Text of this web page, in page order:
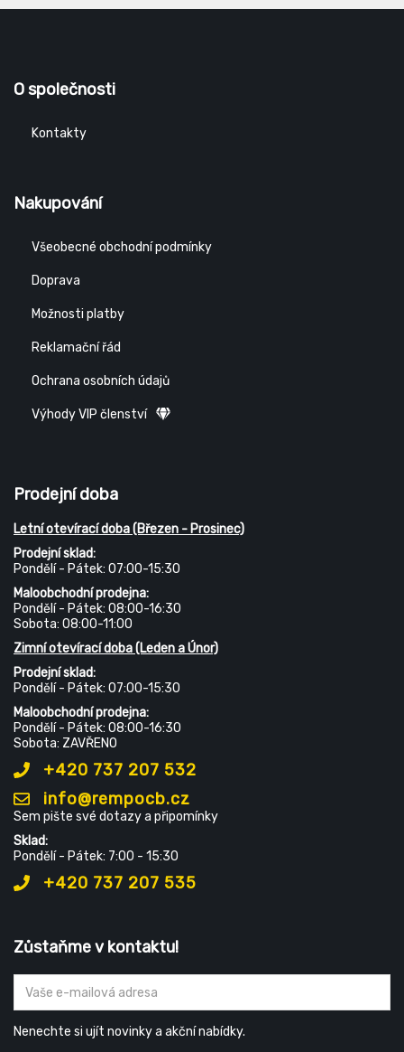
O společnosti
Kontakty
Nakupování
Všeobecné obchodní podmínky
Doprava
Možnosti platby
Reklamační řád
Ochrana osobních údajů
Výhody VIP členství
Prodejní doba
Letní otevírací doba (Březen - Prosinec)
Prodejní sklad:
Pondělí - Pátek: 07:00-15:30
Maloobchodní prodejna:
Pondělí - Pátek: 08:00-16:30
Sobota: 08:00-11:00
Zimní otevírací doba (Leden a Únor)
Prodejní sklad:
Pondělí - Pátek: 07:00-15:30
Maloobchodní prodejna:
Pondělí - Pátek: 08:00-16:30
Sobota: ZAVŘENO
+420 737 207 532
info@rempocb.cz
Sem pište své dotazy a připomínky
Sklad:
Pondělí - Pátek: 7:00 - 15:30
+420 737 207 535
Zůstaňme v kontaktu!
Nenechte si ujít novinky a akční nabídky.